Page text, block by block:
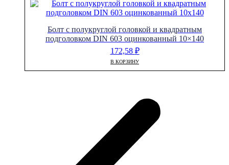
Болт с полукруглой головкой и квадратным
подголовком DIN 603 оцинкованный 10×140
172,58 ₽
В КОРЗИНУ